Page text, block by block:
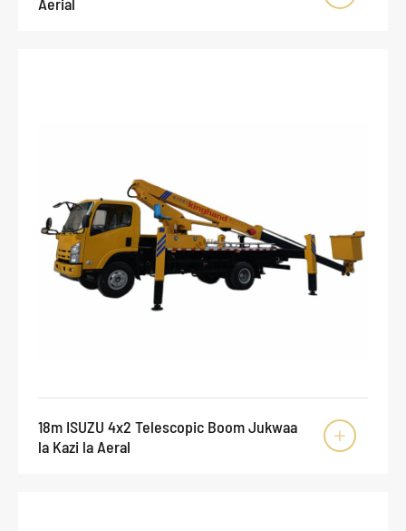
18m ISUZU 4x2 Telescopic Boom Jukwaa
la Kazi la Aeral
